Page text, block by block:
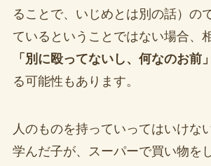
ることで、いじめとは別の話）の
ているということではない場合、
「別に殴ってないし、何なのお前」
る可能性もあります。
人のものを持っていってはいけな
学んだ子が、スーパーで買い物を